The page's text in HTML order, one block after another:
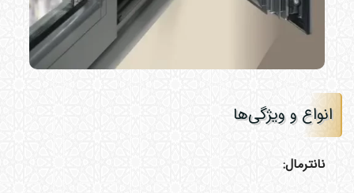
انواع و ویژگی‌ها
نانترمال: